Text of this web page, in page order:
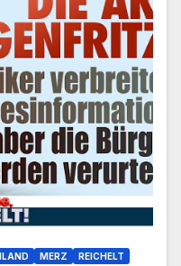
MERZ REICHELT